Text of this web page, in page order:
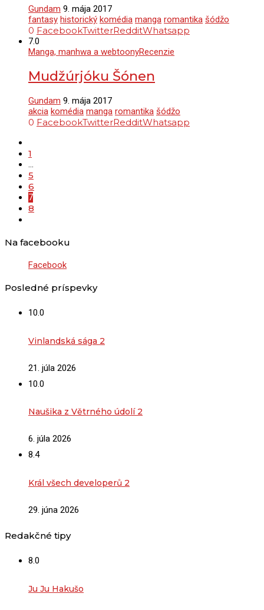
Gundam 9. mája 2017
fantasy historický komédia manga romantika šódžo
0 FacebookTwitterRedditWhatsapp
7.0
Manga, manhwa a webtoonyRecenzie
Mudžúrjóku Šónen
Gundam 9. mája 2017
akcia komédia manga romantika šódžo
0 FacebookTwitterRedditWhatsapp
1
…
5
6
7
8
Na facebooku
Facebook
Posledné príspevky
10.0
Vinlandská sága 2
21. júla 2026
10.0
Naušika z Větrného údolí 2
6. júla 2026
8.4
Král všech developerů 2
29. júna 2026
Redakčné tipy
8.0
Ju Ju Hakušo